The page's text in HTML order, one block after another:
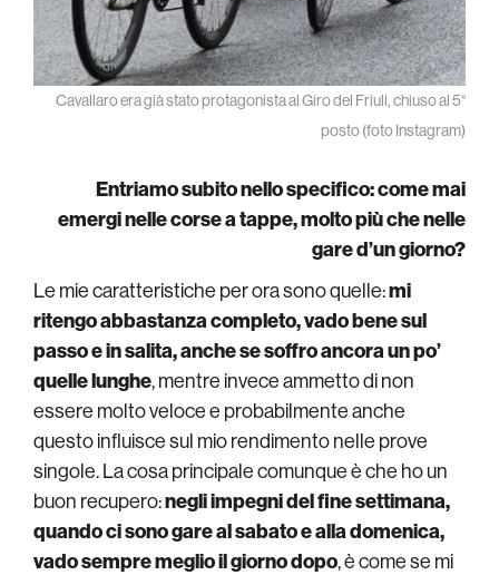
Cavallaro era già stato protagonista al Giro del Friuli, chiuso al 5°
posto (foto Instagram)
Entriamo subito nello specifico: come mai
emergi nelle corse a tappe, molto più che nelle
gare d’un giorno?
Le mie caratteristiche per ora sono quelle:mi
ritengo abbastanza completo, vado bene sul
passo e in salita, anche se soffro ancora un po’
quelle lunghe, mentre invece ammetto di non
essere molto veloce e probabilmente anche
questo influisce sul mio rendimento nelle prove
singole. La cosa principale comunque è che ho un
buon recupero:negli impegni del fine settimana,
quando ci sono gare al sabato e alla domenica,
vado sempre meglio il giorno dopo, è come se mi